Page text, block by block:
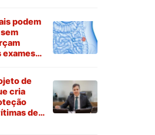
podem
exames
de
cria
de